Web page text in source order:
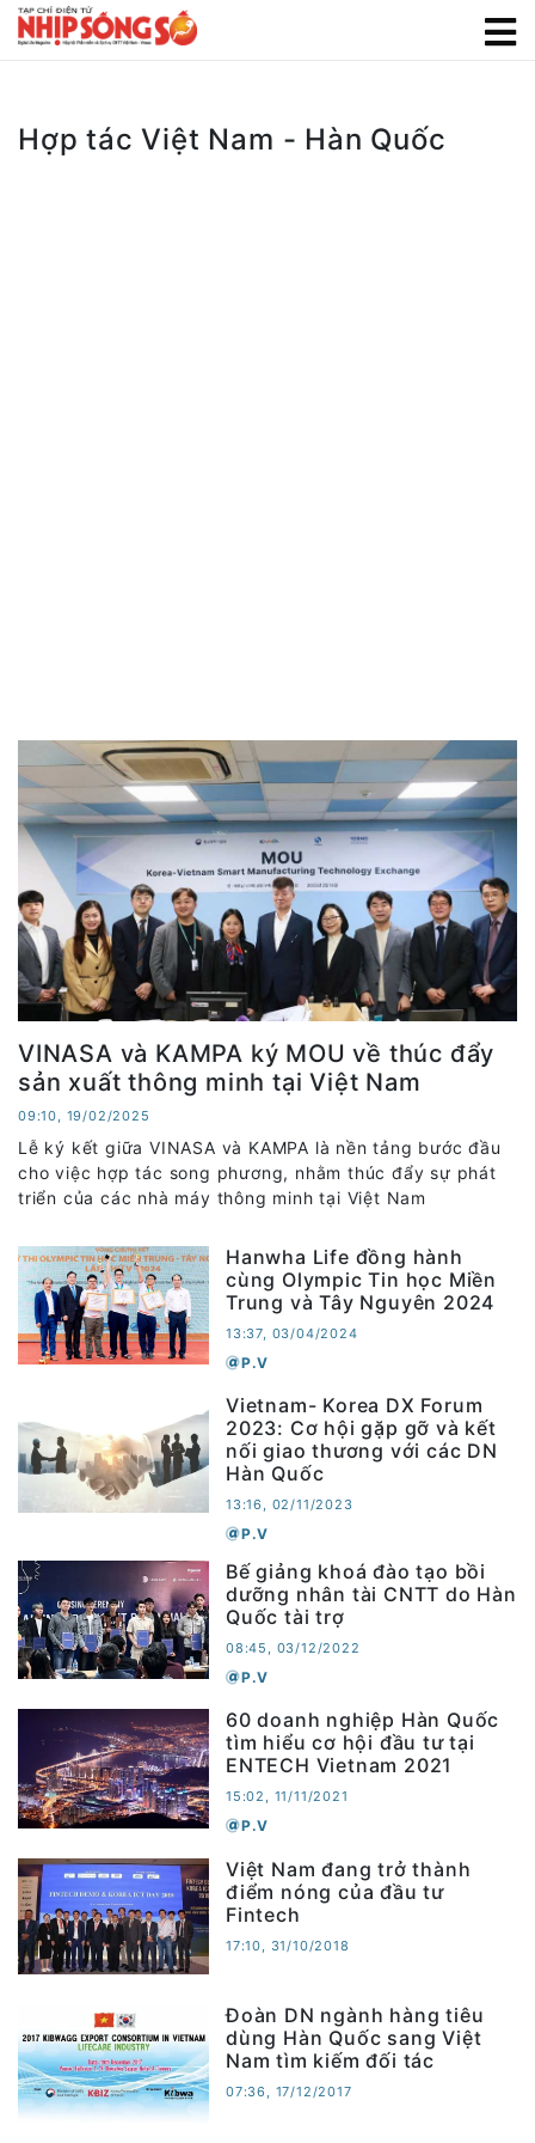
Hợp tác Việt Nam - Hàn Quốc
VINASA và KAMPA ký MOU về thúc đẩy
sản xuất thông minh tại Việt Nam
09:10, 19/02/2025
Lễ ký kết giữa VINASA và KAMPA là nền tảng bước đầu
cho việc hợp tác song phương, nhằm thúc đẩy sự phát
triển của các nhà máy thông minh tại Việt Nam
Hanwha Life đồng hành
cùng Olympic Tin học Miền
Trung và Tây Nguyên 2024
13:37, 03/04/2024
P.V
Vietnam- Korea DX Forum
2023: Cơ hội gặp gỡ và kết
nối giao thương với các DN
Hàn Quốc
13:16, 02/11/2023
P.V
Bế giảng khoá đào tạo bồi
dưỡng nhân tài CNTT do Hàn
Quốc tài trợ
08:45, 03/12/2022
P.V
60 doanh nghiệp Hàn Quốc
tìm hiểu cơ hội đầu tư tại
ENTECH Vietnam 2021
15:02, 11/11/2021
P.V
Việt Nam đang trở thành
điểm nóng của đầu tư
Fintech
17:10, 31/10/2018
Đoàn DN ngành hàng tiêu
dùng Hàn Quốc sang Việt
Nam tìm kiếm đối tác
07:36, 17/12/2017